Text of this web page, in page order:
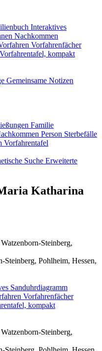
Interaktives
Nachkommen
Vorfahrenfächer
Vorfahrentafel, kompakt
Gemeinsame Notizen
Familie
Person Sterbefälle
Vorfahrentafel
Suche Erweiterte
Katharina
Watzenborn-Steinberg,
Steinberg, Pohlheim, Hessen,
Sanduhrdiagramm
Vorfahrenfächer
kompakt
Watzenborn-Steinberg,